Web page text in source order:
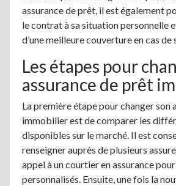
assurance de prêt, il est également
le contrat à sa situation personnelle
d’une meilleure couverture en cas de
Les étapes pour
assurance de prêt
La première étape pour changer son
immobilier est de comparer les
disponibles sur le marché. Il est
renseigner auprès de plusieurs
appel à un courtier en assurance
personnalisés. Ensuite, une fois la